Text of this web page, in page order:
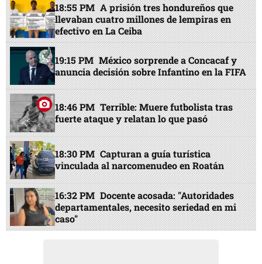
18:55 PM A prisión tres hondureños que
llevaban cuatro millones de lempiras en
efectivo en La Ceiba
19:15 PM México sorprende a Concacaf y
anuncia decisión sobre Infantino en la FIFA
18:46 PM Terrible: Muere futbolista tras
fuerte ataque y relatan lo que pasó
18:30 PM Capturan a guía turística
vinculada al narcomenudeo en Roatán
16:32 PM Docente acosada: "Autoridades
departamentales, necesito seriedad en mi
caso"